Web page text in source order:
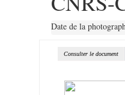
Date de la
Consulter le document